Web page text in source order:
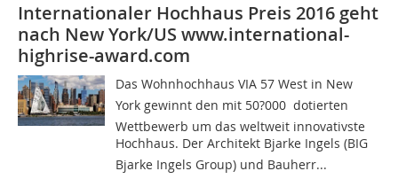
Internationaler Hochhaus Preis 2016 geht
nach New York/US www.international-
highrise-award.com
Das Wohnhochhaus VIA 57 West in New
York gewinnt den mit 50?000  dotierten
Wettbewerb um das weltweit innovativste
Hochhaus. Der Architekt Bjarke Ingels (BIG 
Bjarke Ingels Group) und Bauherr...